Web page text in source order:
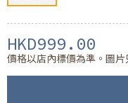
HKD999.00
價格以店內標價為準。圖